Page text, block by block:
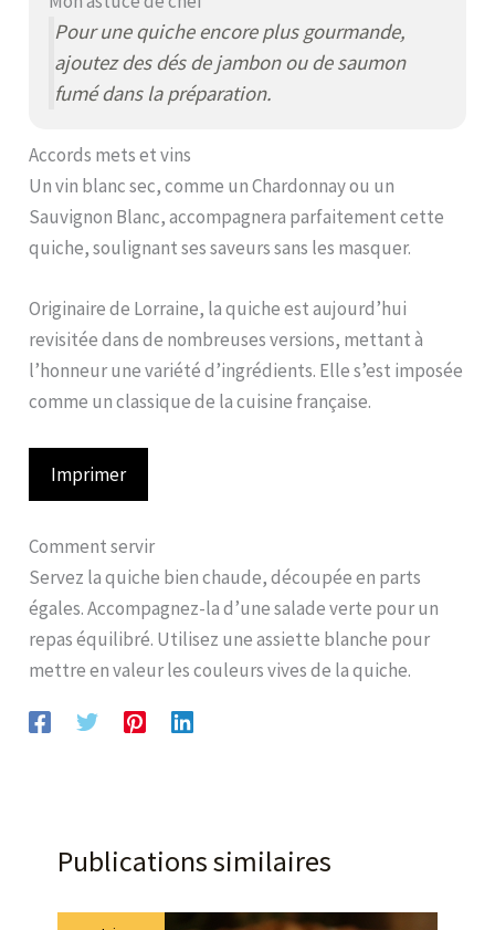
Pour une quiche encore plus gourmande,
ajoutez des dés de jambon ou de saumon
fumé dans la préparation.
Accords mets et vins
Un vin blanc sec, comme un Chardonnay ou un
Sauvignon Blanc, accompagnera parfaitement cette
quiche, soulignant ses saveurs sans les masquer.
Originaire de Lorraine, la quiche est aujourd’hui
revisitée dans de nombreuses versions, mettant à
l’honneur une variété d’ingrédients. Elle s’est imposée
comme un classique de la cuisine française.
Imprimer
Comment servir
Servez la quiche bien chaude, découpée en parts
égales. Accompagnez-la d’une salade verte pour un
repas équilibré. Utilisez une assiette blanche pour
mettre en valeur les couleurs vives de la quiche.
Publications similaires